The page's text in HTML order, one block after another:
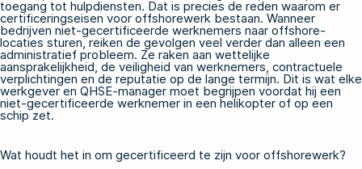
toegang tot hulpdiensten. Dat is precies de reden waarom er
certificeringseisen voor offshorewerk bestaan. Wanneer
bedrijven niet-gecertificeerde werknemers naar offshore-
locaties sturen, reiken de gevolgen veel verder dan alleen een
administratief probleem. Ze raken aan wettelijke
aansprakelijkheid, de veiligheid van werknemers, contractuele
verplichtingen en de reputatie op de lange termijn. Dit is wat elke
werkgever en QHSE-manager moet begrijpen voordat hij een
niet-gecertificeerde werknemer in een helikopter of op een
schip zet.
Wat houdt het in om gecertificeerd te zijn voor offshorewerk?